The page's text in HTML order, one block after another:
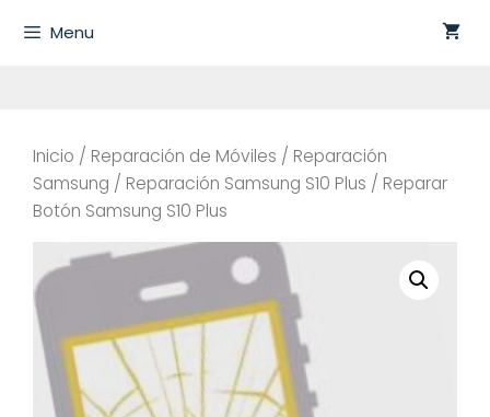
Menu
Inicio / Reparación de Móviles / Reparación
Samsung / Reparación Samsung S10 Plus / Reparar
Botón Samsung S10 Plus